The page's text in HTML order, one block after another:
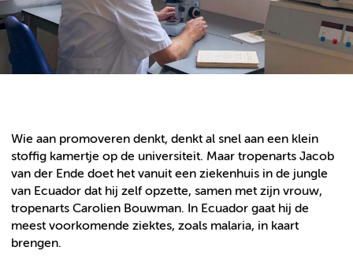
Wie aan promoveren denkt, denkt al snel aan een klein
stoffig kamertje op de universiteit. Maar tropenarts Jacob
van der Ende doet het vanuit een ziekenhuis in de jungle
van Ecuador dat hij zelf opzette, samen met zijn vrouw,
tropenarts Carolien Bouwman. In Ecuador gaat hij de
meest voorkomende ziektes, zoals malaria, in kaart
brengen.